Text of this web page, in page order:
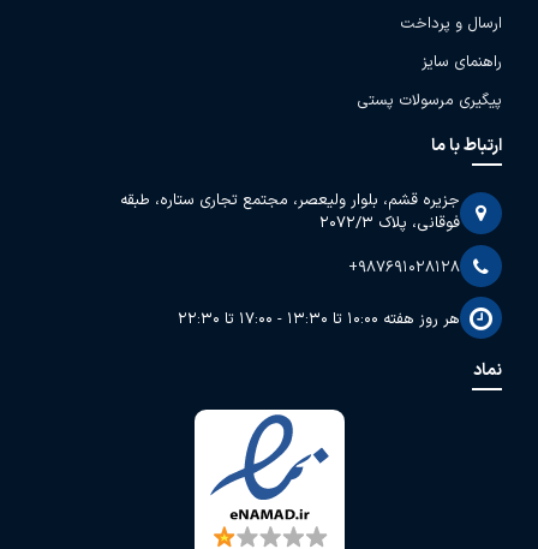
ارسال و پرداخت
راهنمای سایز
پیگیری مرسولات پستی
ارتباط با ما
جزیره قشم، بلوار ولیعصر، مجتمع تجاری ستاره، طبقه
فوقانی، پلاک 2072/3
+987691028128
هر روز هفته 10:00 تا 13:30 - 17:00 تا 22:30
نماد